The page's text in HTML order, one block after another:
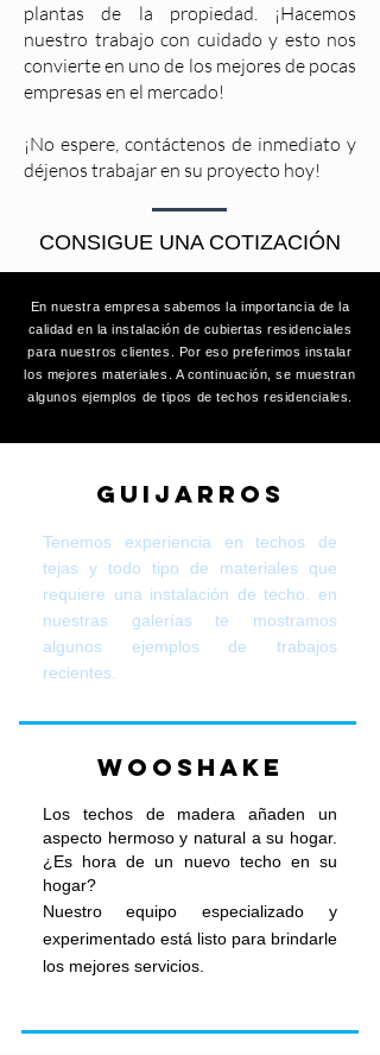
plantas de la propiedad. ¡Hacemos
nuestro trabajo con cuidado y esto nos
convierte en uno de los mejores de pocas
empresas en el mercado!
¡No espere, contáctenos de inmediato y
déjenos trabajar en su proyecto hoy!
CONSIGUE UNA COTIZACIÓN
En nuestra empresa sabemos la importancia de la
calidad en la instalación de cubiertas residenciales
para nuestros clientes. Por eso preferimos instalar
los mejores materiales. A continuación, se muestran
algunos ejemplos de tipos de techos residenciales.
Guijarros
Tenemos experiencia en techos de
tejas y todo tipo de materiales que
requiere una instalación de techo. en
nuestras galerías te mostramos
algunos ejemplos de trabajos
recientes.
Wooshake
Los techos de madera añaden un
aspecto hermoso y natural a su hogar.
¿Es hora de un nuevo techo en su
hogar?
Nuestro
equipo especializado y
experimentado está listo para brindarle
los mejores servicios.